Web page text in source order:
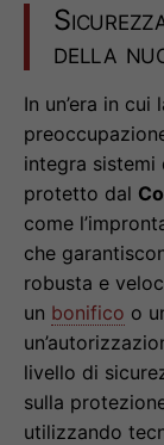
della
In un’era in
integra sistemi
protetto dal
come
che
robusta e
un bonifico o
livello di
sulla
utilizzando